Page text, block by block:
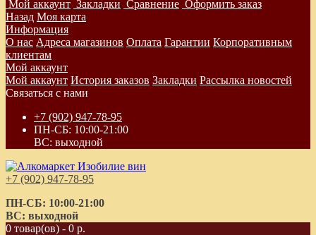
Мой аккаунт Закладки Сравнение Оформить заказ
Назад Моя карта
Информация
О нас Адреса магазинов Оплата Гарантии Корпоративным
клиентам
Мой аккаунт
Мой аккаунт История заказов Закладки Рассылка новостей
Связаться с нами
+7 (902) 947-78-95
ПН-СБ: 10:00-21:00
ВС: выходной
+7 (902) 947-78-95
ПН-СБ: 10:00-21:00
ВС: выходной
0 товар(ов) - 0 р.